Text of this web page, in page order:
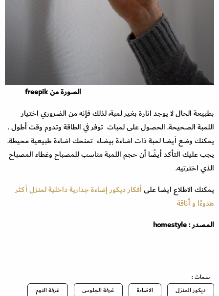
الصورة من freepik
بطبيعة الحال لا يوجد انارة بغير لمبة، لذلك فإنه من الضروري اختيار
اللمبة الصحيحة. الحصول على لمبات توفر في الطاقة وتدوم وقت أطول .
يمكنك وضع أيضًا لمبة ذات اضاءة بيضاء تمنحك اضاءة طبيعية محيطة.
يجب عليك التأكد أيضًا أن حجم اللمبة مناسب للمصباح وغطاء المصباح
الذي اخترتيه.
يمكنك الاطلاع ايضا علىأفكار ديكور إضاءة جدارية داخلية لمنزل أكثر
هدوءًا و أناقة
المصدر : homestyle
سمات :
ديكور المنزل
الاضاءة غرفة الجلوس
غرفة النوم